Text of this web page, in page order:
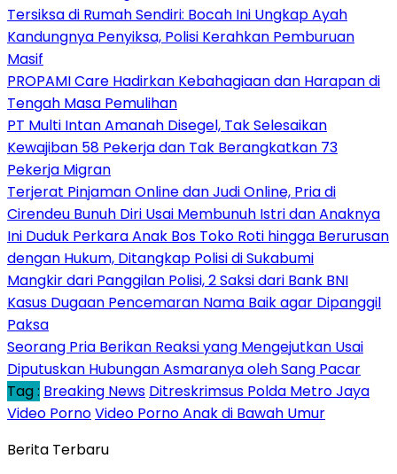
Tersiksa di Rumah Sendiri: Bocah Ini Ungkap Ayah
Kandungnya Penyiksa, Polisi Kerahkan Pemburuan
Masif
PROPAMI Care Hadirkan Kebahagiaan dan Harapan di
Tengah Masa Pemulihan
PT Multi Intan Amanah Disegel, Tak Selesaikan
Kewajiban 58 Pekerja dan Tak Berangkatkan 73
Pekerja Migran
Terjerat Pinjaman Online dan Judi Online, Pria di
Cirendeu Bunuh Diri Usai Membunuh Istri dan Anaknya
Ini Duduk Perkara Anak Bos Toko Roti hingga Berurusan
dengan Hukum, Ditangkap Polisi di Sukabumi
Mangkir dari Panggilan Polisi, 2 Saksi dari Bank BNI
Kasus Dugaan Pencemaran Nama Baik agar Dipanggil
Paksa
Seorang Pria Berikan Reaksi yang Mengejutkan Usai
Diputuskan Hubungan Asmaranya oleh Sang Pacar
Tag : Breaking News Ditreskrimsus Polda Metro Jaya
Video PornoVideo Porno Anak di Bawah Umur
Berita Terbaru